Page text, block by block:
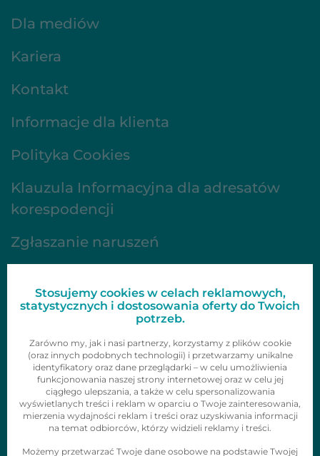
Stosujemy cookies w celach reklamowych,
statystycznych i dostosowania oferty do Twoich
potrzeb.
Zarówno my, jak i nasi partnerzy, korzystamy z plików cookie
(oraz innych podobnych technologii) i przetwarzamy unikalne
identyfikatory oraz dane przeglądarki – w celu umożliwienia
funkcjonowania naszej strony internetowej oraz w celu jej
ciągłego ulepszania, a także w celu spersonalizowania
wyświetlanych treści i reklam w oparciu o Twoje zainteresowania,
mierzenia wydajności reklam i treści oraz uzyskiwania informacji
na temat odbiorców, którzy widzieli reklamy i treści.
Możemy przetwarzać Twoje dane osobowe na podstawie Twojej
Dla mediów
Kariera
Kontakt
Informacje dla klienta
Polityka Cookies
Klauzula Informacyjna dla adresatów
korespodencji
Zgłaszanie naruszeń
Oferta
Gazetki
Zainspiruj się
Skontaktuj się z nami
Obserwuj nas